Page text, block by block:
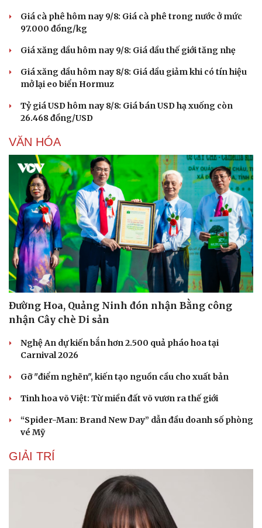
Văn hóa
Văn học
Âm nhạc
Giải trí
Thời trang
Giá cà phê hôm nay 9/8: Giá cà phê trong nước ở mức
97.000 đồng/kg
Giá xăng dầu hôm nay 9/8: Giá dầu thế giới tăng nhẹ
Giá xăng dầu hôm nay 8/8: Giá dầu giảm khi có tín hiệu
mở lại eo biển Hormuz
Tỷ giá USD hôm nay 8/8: Giá bán USD hạ xuống còn
26.468 đồng/USD
VĂN HÓA
Đường Hoa, Quảng Ninh đón nhận Bằng công
nhận Cây chè Di sản
Nghệ An dự kiến bắn hơn 2.500 quả pháo hoa tại
Carnival 2026
Gỡ "điểm nghẽn", kiến tạo nguồn cầu cho xuất bản
Tinh hoa võ Việt: Từ miền đất võ vươn ra thế giới
“Spider-Man: Brand New Day” dẫn đầu doanh số phòng
vé Mỹ
GIẢI TRÍ